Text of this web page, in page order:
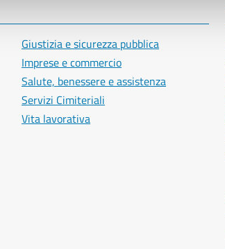
Giustizia e sicurezza pubblica
Imprese e commercio
Salute, benessere e assistenza
Servizi Cimiteriali
Vita lavorativa